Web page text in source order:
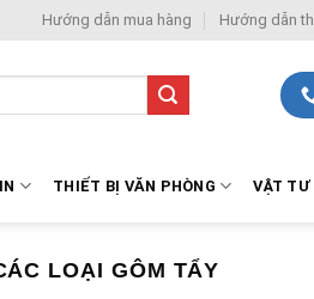
Hướng dẫn mua hàng Hướng dẫn
THIẾT BỊ VĂN PHÒNG VẬT TƯ
LOẠI GÔM TẨY